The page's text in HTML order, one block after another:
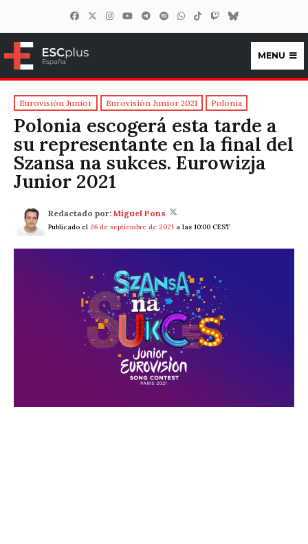
ESCplus España
MENU
Eurovisión Junior Eurovisión Junior 2021 Polonia
Polonia escogerá esta tarde a
su representante en la final del
Szansa na sukces. Eurowizja
Junior 2021
Redactado por: Miguel Pons
Publicado el 26 de septiembre de 2021 a las 10:00 CEST